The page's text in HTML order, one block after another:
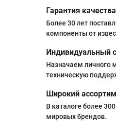
Гарантия качества
Более 30 лет
компоненты от
Индивидуальный
Назначаем личного
техническую
Широкий
В каталоге более
мировых брендов.